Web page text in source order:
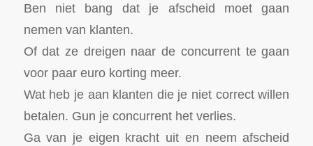
Ben niet bang dat je afscheid moet gaan
nemen van klanten.
Of dat ze dreigen naar de concurrent te gaan
voor paar euro korting meer.
Wat heb je aan klanten die je niet correct willen
betalen. Gun je concurrent het verlies.
Ga van je eigen kracht uit en neem afscheid